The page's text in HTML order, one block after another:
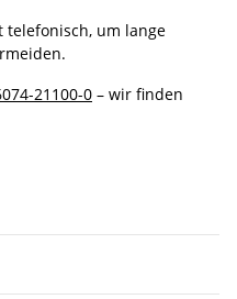
telefonisch, um lange
21100-0 – wir finden